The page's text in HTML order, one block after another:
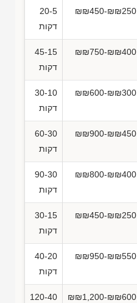
₪₪450-₪₪250
20-5
דקות
₪₪750-₪₪400
45-15
דקות
₪₪600-₪₪300
30-10
דקות
₪₪900-₪₪450
60-30
דקות
₪₪800-₪₪400
90-30
דקות
₪₪450-₪₪250
30-15
דקות
₪₪950-₪₪550
40-20
דקות
₪₪1,200-₪₪600
120-40